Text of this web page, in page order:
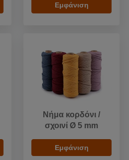
Εμφάνιση
Νήμα κορδόνι /
σχοινί Ø 5 mm
Εμφάνιση